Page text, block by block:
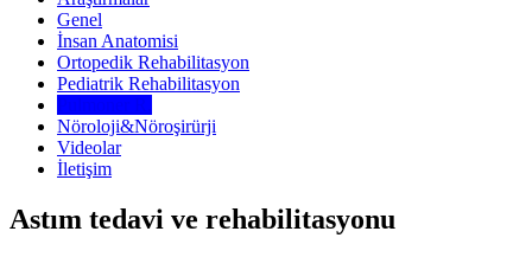
Genel
İnsan Anatomisi
Ortopedik Rehabilitasyon
Pediatrik Rehabilitasyon
Nöroloji&Nöroşirürji
Videolar
İletişim
Astım tedavi ve rehabilitasyonu